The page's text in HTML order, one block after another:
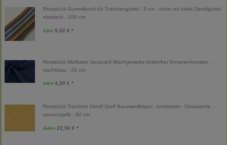
Reststück Gummiband für Trachtengürtel - 5 cm - ocker rot türkis Dirndlgürtel
elastisch - 108 cm
9,20 € 5,52 € *
Reststück Wollsatin Jacquard Mischgewebe knitterfrei Ornamentmuster -
nachtblau - 20 cm
8,40 € 4,20 € *
Reststück Trachten Dirndl Stoff Baumwollköper - knitterarm - Ornamente -
sonnengelb - 60 cm
25,00 € 22,50 € *